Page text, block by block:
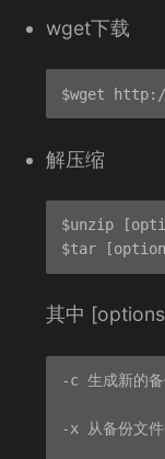
wget下载
解压缩
$unzip
其中
-c 生成新的备
-x 从备份文